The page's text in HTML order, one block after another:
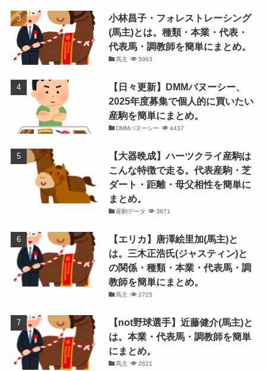
小林昌子・フォレストレーシング
(馬主)とは。種類・本業・代表・
代表馬・調教師を簡単にまとめ。
馬主 5963
【日々更新】DMMバヌーシー、
2025年度募集で個人的に買いたい
産駒を簡単にまとめ。
DMMバヌーシー 4437
【大器晩成】ハーツクライ産駒は
こんな特徴で走る。代表産駒・芝
ダート・距離・母父相性を簡単に
まとめ。
産駒データ 3871
【エリカ】唐澤絵里加(馬主)と
は。三木正浩氏(ジャスティン)と
の関係・種類・本業・代表馬・調
教師を簡単にまとめ。
馬主 2725
【not野球選手】近藤健介(馬主)と
は。本業・代表馬・調教師を簡単
にまとめ。
馬主 2621